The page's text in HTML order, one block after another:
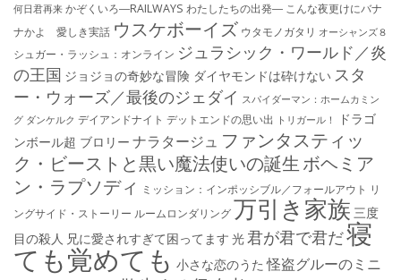
何日君再来 かぞくいろ―RAILWAYS わたしたちの出発― こんな夜更けにバナ
ナかよ 愛しき実話 ウスケボーイズ ウタモノガタリ オーシャンズ８
シュガー・ラッシュ：オ​ンライン ジュラシック・ワールド／炎
の王国 ジョジョの奇妙な冒険 ダイヤモンドは砕けない スタ
ー・ウォーズ／最後のジェダイ スパイダーマン：ホームカミン
グ ダンケルク デイアンドナイト デットエンドの思い出 トリガール！
ドラゴ
ンボール超 ブロリー ナラタージュ ファンタスティッ
ク・ビーストと黒い魔法使いの誕生 ボヘミア
ン・ラプソディ ミッション：インポッシブル／フォールアウト リ
ングサイド・ストーリー ルームロンダリング万引き家族 三度
目の殺人 兄に愛されすぎて困ってます 光君が君で君だ寝
ても覚めても 小さな恋のうた 怪盗グルーのミニ